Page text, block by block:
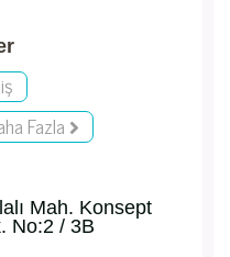
Fazla
Mah. Konsept
No:2 / 3B